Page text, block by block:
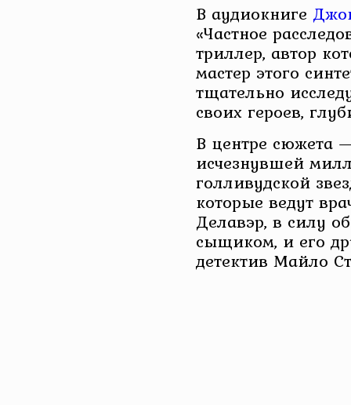
В аудиокниге
«Частное
триллер, автор
мастер этого
тщательно
своих героев,
В центре сюжета
исчезнувшей
голливудской
которые ведут
Делавэр, в силу
сыщиком, и его
детектив Майло